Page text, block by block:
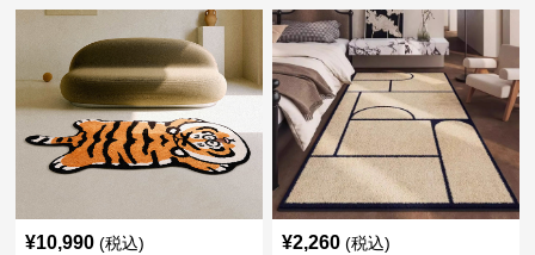
¥10,990 (税込) ¥2,260 (税込)